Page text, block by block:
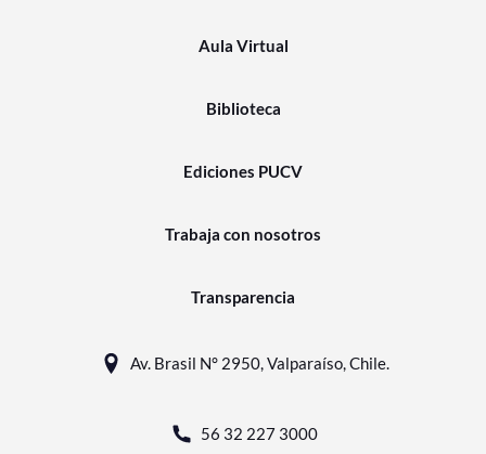
Aula Virtual
Biblioteca
Ediciones PUCV
Trabaja con nosotros
Transparencia
Av. Brasil N° 2950, Valparaíso, Chile.
56 32 227 3000